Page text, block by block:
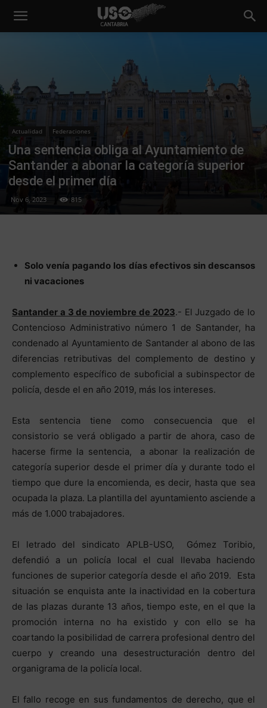
Actualidad Federaciones
Una sentencia obliga al Ayuntamiento de
Santander a abonar la categoría superior
desde el primer día
Nov 6, 2023 815
Solo venía pagando los días efectivos sin descansos
ni vacaciones
Santander a 3 de noviembre de 2023.- El Juzgado de lo
Contencioso Administrativo número 1 de Santander, ha
condenado al Ayuntamiento de Santander al abono de las
diferencias retributivas del complemento de destino y
complemento específico de suboficial a subinspector de
policía, desde el en año 2019, más los intereses.
Esta sentencia tiene como consecuencia que el
consistorio se verá obligado a partir de ahora, caso de
hacerse firme la sentencia, a abonar la realización de
categoría superior desde el primer día y durante todo el
tiempo que dure la encomienda, es decir, hasta que sea
ocupada la plaza. La plantilla del ayuntamiento asciende a
más de 1.000 trabajadores.
El letrado del sindicato APLB-USO, Gómez Toribio,
defendió a un policía local el cual llevaba haciendo
funciones de superior categoría desde el año 2019. Esta
situación se enquista ante la inactividad en la cobertura
de las plazas durante 13 años, tiempo este, en el que la
promoción interna no ha existido y con ello se ha
coartando la posibilidad de carrera profesional dentro del
cuerpo y creando una desestructuración dentro del
organigrama de la policía local.
El fallo recoge en sus fundamentos de derecho, que el